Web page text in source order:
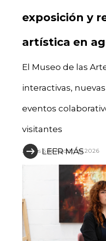
exposición y
artística en
El Museo de las
interactivas,
eventos
visitantes
Jueves 6 de Agosto de 2026
LEER MÁS